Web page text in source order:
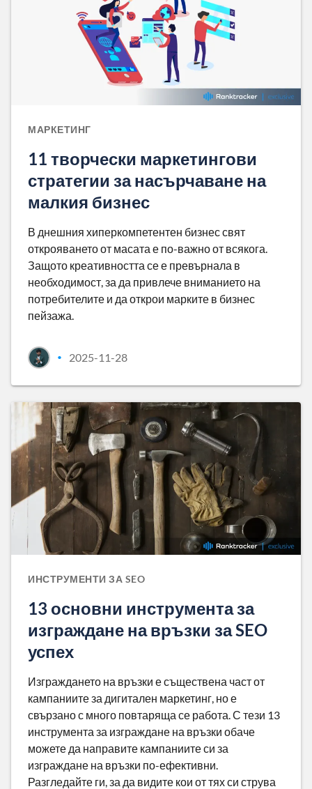
МАРКЕТИНГ
11 творчески маркетингови
стратегии за насърчаване на
малкия бизнес
В днешния хиперкомпетентен бизнес свят
открояването от масата е по-важно от всякога.
Защото креативността се е превърнала в
необходимост, за да привлече вниманието на
потребителите и да открои марките в бизнес
пейзажа.
• 2025-11-28
ИНСТРУМЕНТИ ЗА SEO
13 основни инструмента за
изграждане на връзки за SEO
успех
Изграждането на връзки е съществена част от
кампаниите за дигитален маркетинг, но е
свързано с много повтаряща се работа. С тези 13
инструмента за изграждане на връзки обаче
можете да направите кампаниите си за
изграждане на връзки по-ефективни.
Разгледайте ги, за да видите кои от тях си струва